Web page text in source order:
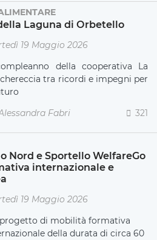
Laguna di Orbetello
19 Maggio 2026
della cooperativa La
tra ricordi e impegni per
Fabri
321
Nord e Sportello WelfareGo
internazionale e
19 Maggio 2026
di mobilità formativa
della durata di circa 60